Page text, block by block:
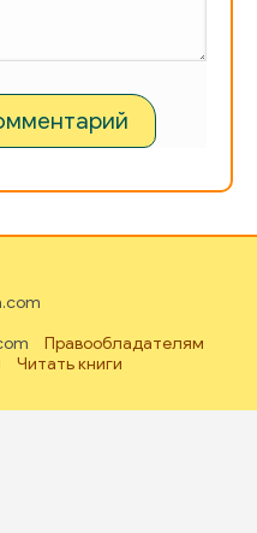
Правообладателям
Читать книги